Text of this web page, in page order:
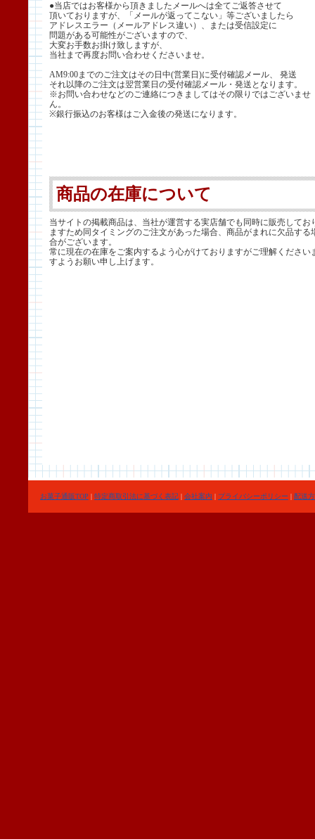
●当店ではお客様から頂きましたメールへは全てご返答させて
頂いておりますが、「メールが返ってこない」等ございましたら
アドレスエラー（メールアドレス違い）、または受信設定に
問題がある可能性がございますので、
大変お手数お掛け致しますが、
当社まで再度お問い合わせくださいませ。
AM9:00までのご注文はその日中(営業日)に受付確認メール、 発送
それ以降のご注文は翌営業日の受付確認メール・発送となります。
※お問い合わせなどのご連絡につきましてはその限りではございませ
ん。
※銀行振込のお客様はご入金後の発送になります。
商品の在庫について
当サイトの掲載商品は、当社が運営する実店舗でも同時に販売してお
ますため同タイミングのご注文があった場合、商品がまれに欠品する
合がございます。
常に現在の在庫をご案内するよう心がけておりますがご理解ください
すようお願い申し上げます。
お菓子通販TOP | 特定商取引法に基づく表記 | 会社案内 | プライバシーポリシー | 配送